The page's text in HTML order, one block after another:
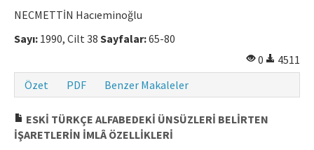
NECMETTİN Hacıeminoğlu
Sayı: 1990, Cilt 38 Sayfalar:65-80
0
4511
Özet
PDF Benzer Makaleler
ESKİ TÜRKÇE ALFABEDEKİ ÜNSÜZLERİ BELİRTEN
İŞARETLERİN İMLÂ ÖZELLİKLERİ